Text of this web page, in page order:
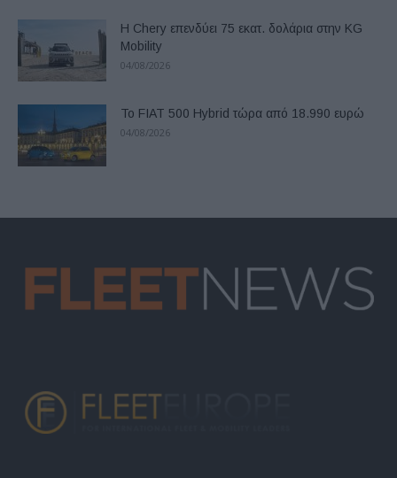
Η Chery επενδύει 75 εκατ. δολάρια στην KG
Mobility
04/08/2026
Το FIAT 500 Hybrid τώρα από 18.990 ευρώ
04/08/2026